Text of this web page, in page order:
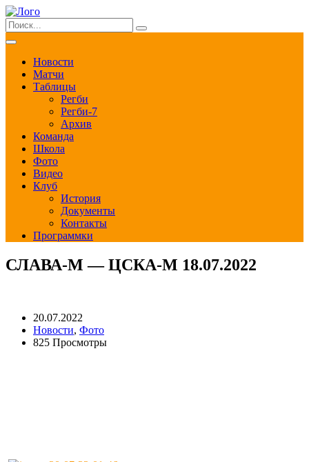
Новости
Матчи
Таблицы
Регби
Регби-7
Архив
Команда
Школа
Фото
Видео
Клуб
История
Документы
Контакты
Программки
СЛАВА-М — ЦСКА-М 18.07.2022
20.07.2022
Новости, Фото
825 Просмотры